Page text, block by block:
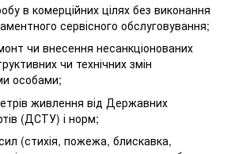
в комерційних цілях без виконання
сервісного обслуговування;
чи внесення несанкціонованих
чи технічних змін
особами;
живлення від Державних
(ДСТУ) і норм;
(стихія, пожежа, блискавка,